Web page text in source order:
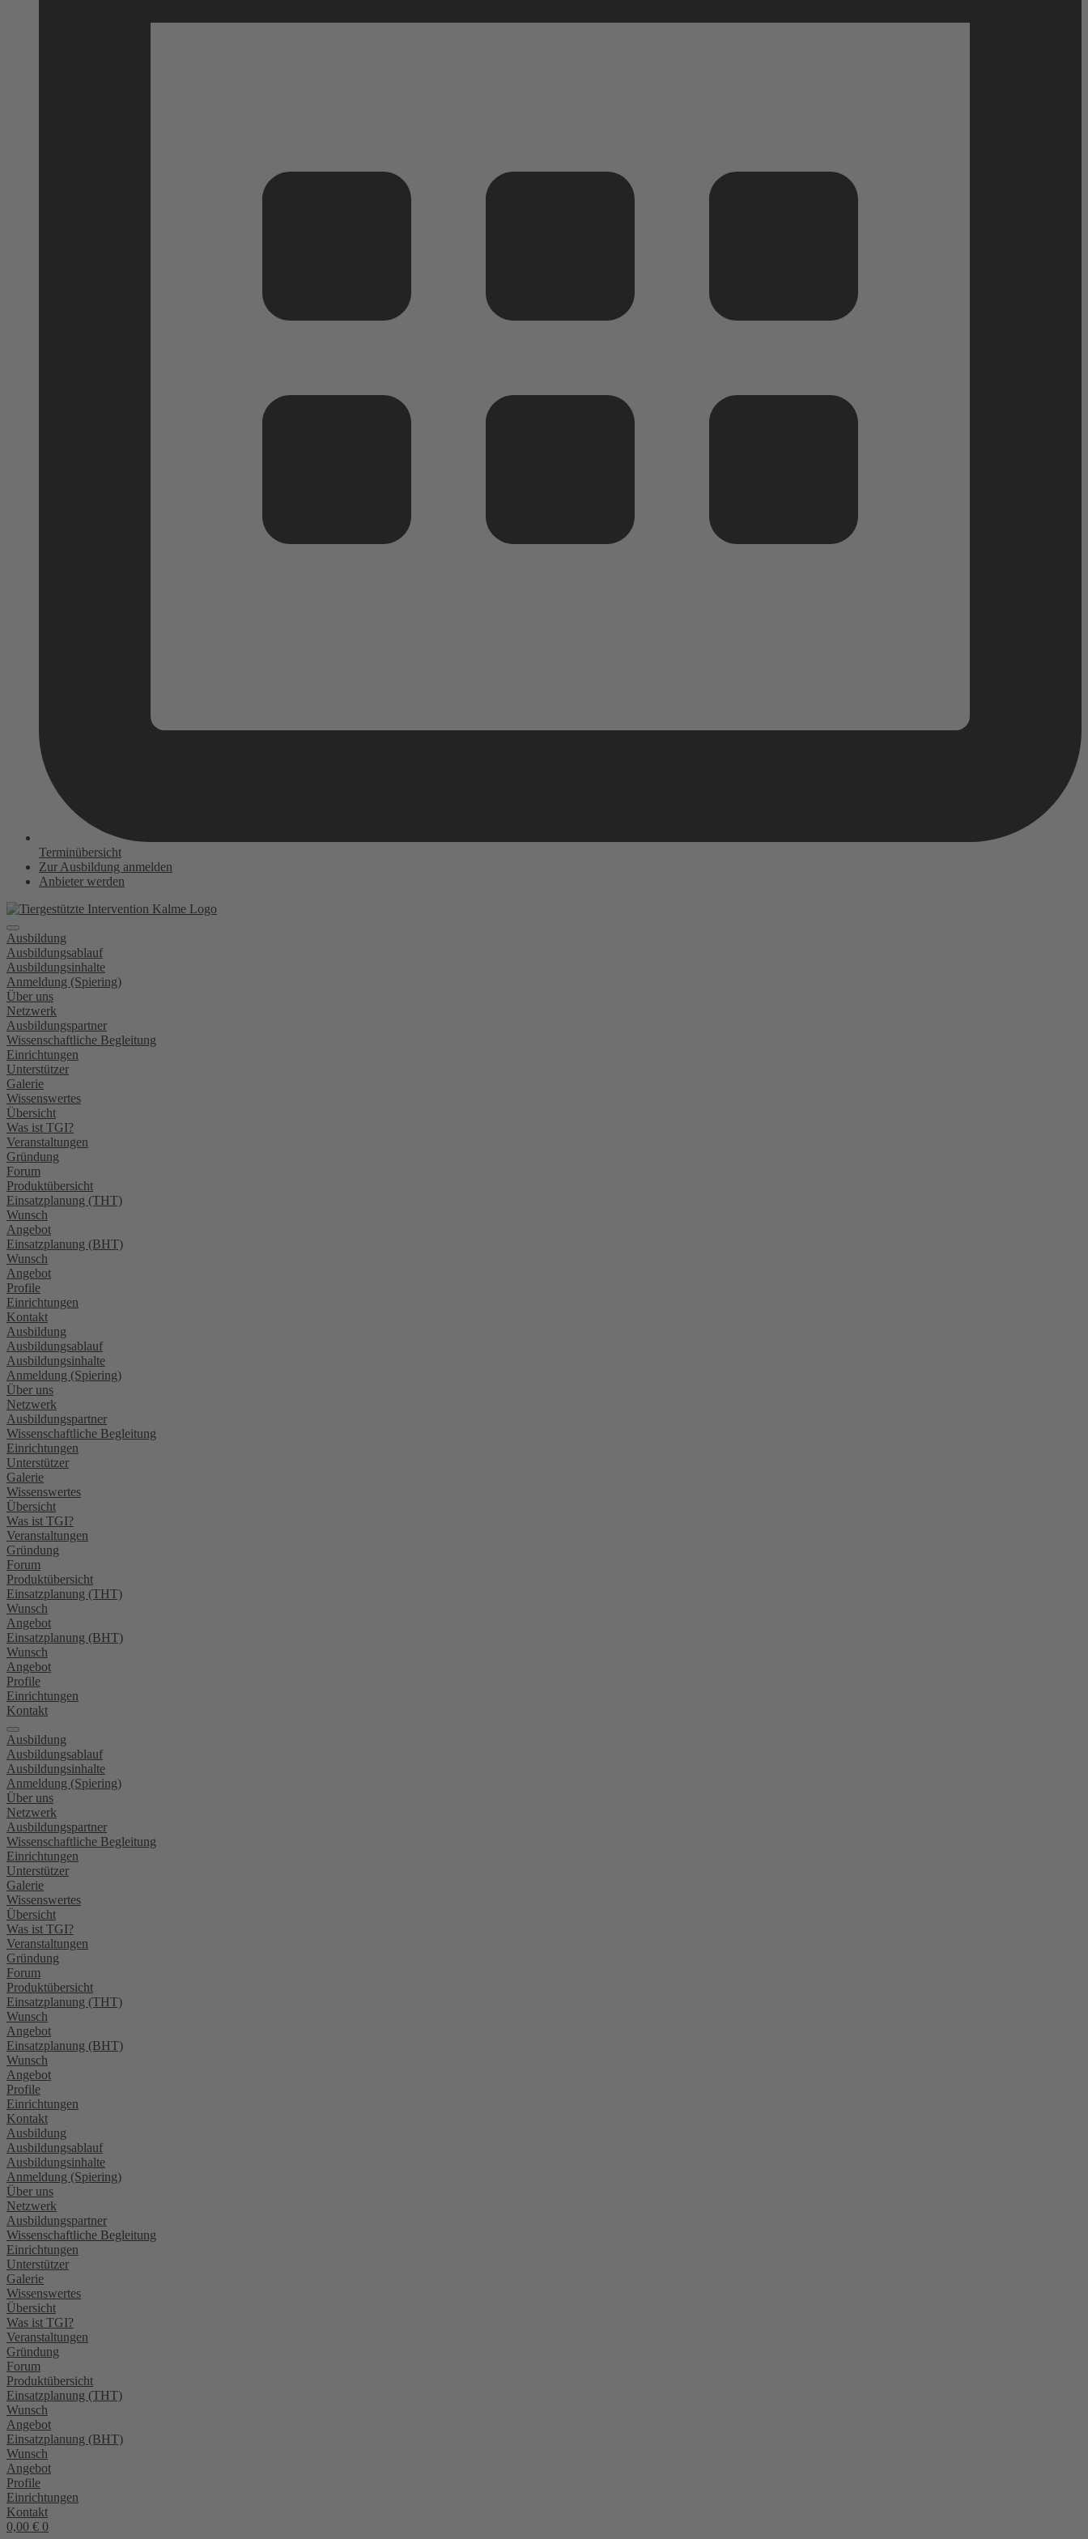
Terminübersicht
Zur Ausbildung anmelden
Anbieter werden
Ausbildung
Ausbildungsablauf
Ausbildungsinhalte
Anmeldung (Spiering)
Über uns
Netzwerk
Ausbildungspartner
Wissenschaftliche Begleitung
Einrichtungen
Unterstützer
Galerie
Wissenswertes
Übersicht
Was ist TGI?
Veranstaltungen
Gründung
Forum
Produktübersicht
Einsatzplanung (THT)
Wunsch
Angebot
Einsatzplanung (BHT)
Wunsch
Angebot
Profile
Einrichtungen
Kontakt
Ausbildung
Ausbildungsablauf
Ausbildungsinhalte
Anmeldung (Spiering)
Über uns
Netzwerk
Ausbildungspartner
Wissenschaftliche Begleitung
Einrichtungen
Unterstützer
Galerie
Wissenswertes
Übersicht
Was ist TGI?
Veranstaltungen
Gründung
Forum
Produktübersicht
Einsatzplanung (THT)
Wunsch
Angebot
Einsatzplanung (BHT)
Wunsch
Angebot
Profile
Einrichtungen
Kontakt
Ausbildung
Ausbildungsablauf
Ausbildungsinhalte
Anmeldung (Spiering)
Über uns
Netzwerk
Ausbildungspartner
Wissenschaftliche Begleitung
Einrichtungen
Unterstützer
Galerie
Wissenswertes
Übersicht
Was ist TGI?
Veranstaltungen
Gründung
Forum
Produktübersicht
Einsatzplanung (THT)
Wunsch
Angebot
Einsatzplanung (BHT)
Wunsch
Angebot
Profile
Einrichtungen
Kontakt
Ausbildung
Ausbildungsablauf
Ausbildungsinhalte
Anmeldung (Spiering)
Über uns
Netzwerk
Ausbildungspartner
Wissenschaftliche Begleitung
Einrichtungen
Unterstützer
Galerie
Wissenswertes
Übersicht
Was ist TGI?
Veranstaltungen
Gründung
Forum
Produktübersicht
Einsatzplanung (THT)
Wunsch
Angebot
Einsatzplanung (BHT)
Wunsch
Angebot
Profile
Einrichtungen
Kontakt
0,00 € 0